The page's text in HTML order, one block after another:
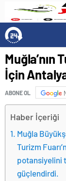
Muğla’nın
İçin
ABONE OL
Haber İçeriği
Muğla
Turizm
potansiyelini
güçlendirdi.